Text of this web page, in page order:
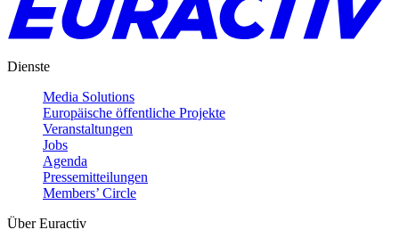
Dienste
Media Solutions
Europäische öffentliche Projekte
Veranstaltungen
Jobs
Agenda
Pressemitteilungen
Members’ Circle
Über Euractiv